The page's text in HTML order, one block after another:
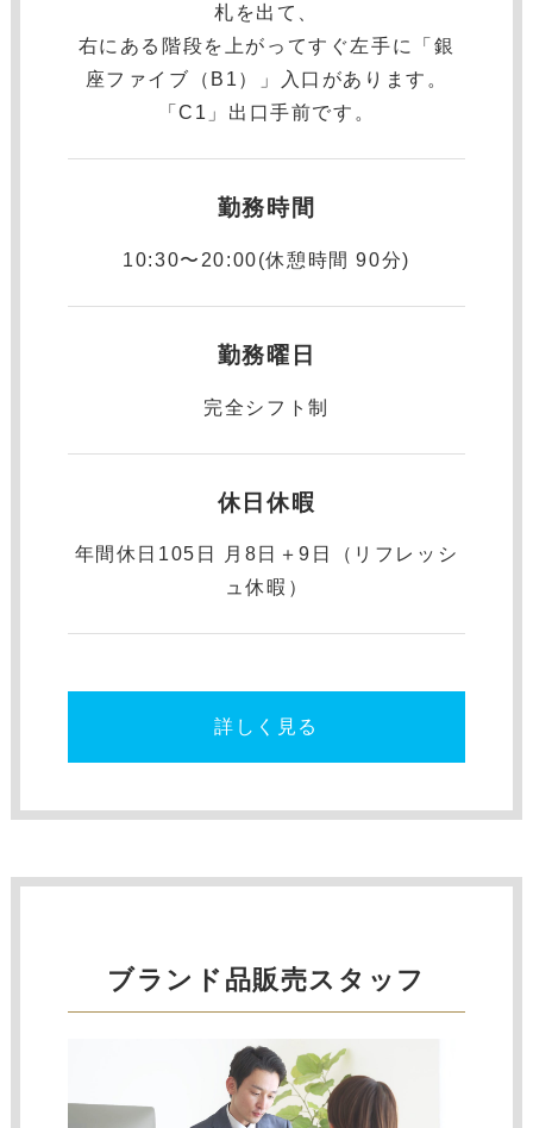
札を出て、
右にある階段を上がってすぐ左手に「銀
座ファイブ（B1）」入口があります。
「C1」出口手前です。
勤務時間
10:30〜20:00(休憩時間 90分)
勤務曜日
完全シフト制
休日休暇
年間休⽇105日 月8日＋9日（リフレッシ
ュ休暇）
詳しく見る
ブランド品販売スタッフ